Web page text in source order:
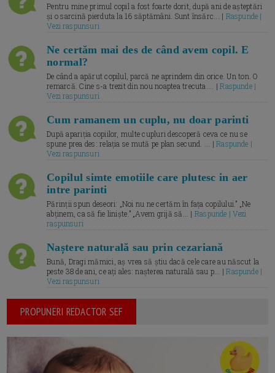
Pentru mine primul copil a fost foarte dorit, după ani de așteptări
și o sarcină pierduta la 16 săptămâni. Sunt însărc... | Raspunde |
Vezi raspunsuri
Ne certăm mai des de când avem copil. E
normal?
De când a apărut copilul, parcă ne aprindem din orice. Un ton. O
remarcă. Cine s-a trezit din nou noaptea trecuta.... |Raspunde |
Vezi raspunsuri
Cum ramanem un cuplu, nu doar parinti
După apariția copiilor, multe cupluri descoperă ceva ce nu se
spune prea des: relația se mută pe plan secund. ... |Raspunde |
Vezi raspunsuri
Copilul simte emotiile care plutesc in aer
intre parinti
Părinții spun deseori: „Noi nu ne certăm în fața copilului.” „Ne
abținem, ca să fie liniște.” „Avem grijă să... | Raspunde | Vezi
raspunsuri
Naștere naturală sau prin cezariană
Bună, Dragi mămici, aș vrea să știu dacă cele care au născut la
peste 38 de ani, ce ați ales: nașterea naturală sau p... |Raspunde |
Vezi raspunsuri
PROPUNERI REDACTOR SEF